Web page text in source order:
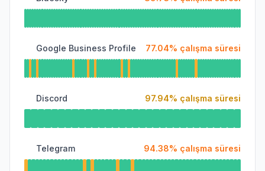
Google Business Profile 77.04% çalışma süresi
Discord 97.94% çalışma süresi
Telegram 94.38% çalışma süresi